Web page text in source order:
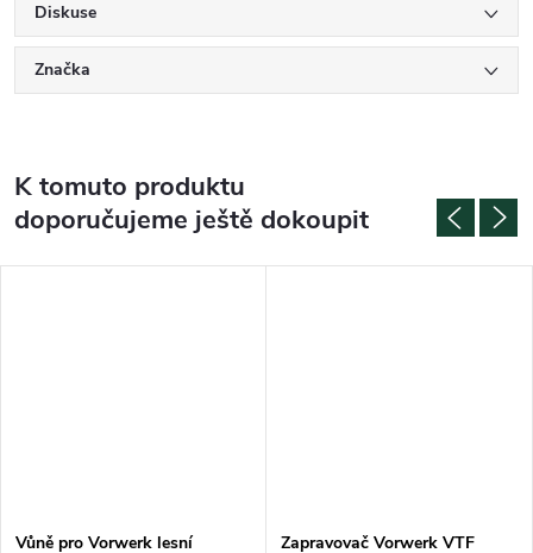
Diskuse
Značka
K tomuto produktu
doporučujeme ještě dokoupit
Vůně pro Vorwerk lesní
Zapravovač Vorwerk VTF